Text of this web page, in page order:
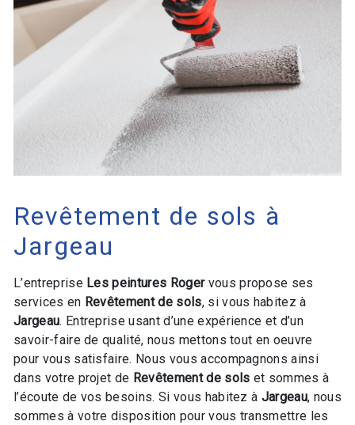
Revêtement de sols à
Jargeau
L’entreprise Les peintures Rogervous propose ses
services en Revêtement de sols, si vous habitez à
Jargeau. Entreprise usant d’une expérience et d’un
savoir-faire de qualité, nous mettons tout en oeuvre
pour vous satisfaire. Nous vous accompagnons ainsi
dans votre projet de Revêtement de sols et sommes à
l’écoute de vos besoins. Si vous habitez à Jargeau, nous
sommes à votre disposition pour vous transmettre les